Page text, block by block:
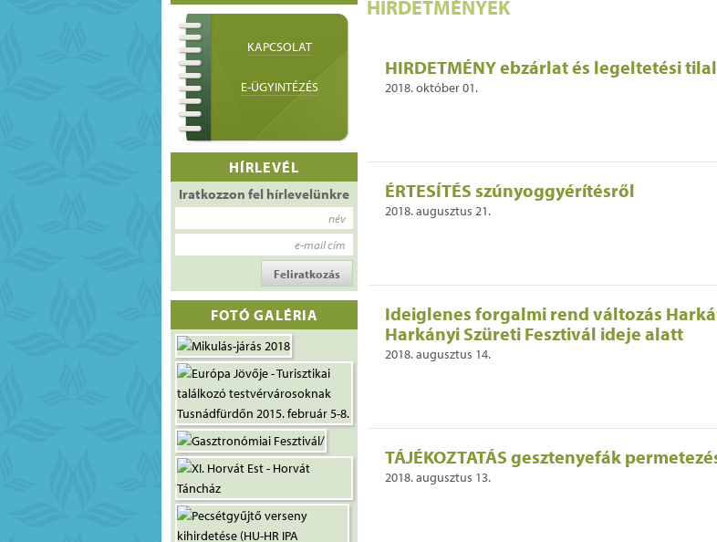
KAPCSOLAT
E-ÜGYINTÉZÉS
HÍRLEVÉL
Iratkozzon fel hírlevelünkre
név
e-mail cím
FOTÓ GALÉRIA
HIRDETMÉNYEK
HIRDETMÉNY ebzárlat és legeltetési
2018. október 01.
ÉRTESÍTÉS szúnyoggyérítésről
2018. augusztus 21.
Ideiglenes forgalmi rend változás
Harkányi Szüreti Fesztivál ideje alatt
2018. augusztus 14.
TÁJÉKOZTATÁS gesztenyefák
2018. augusztus 13.